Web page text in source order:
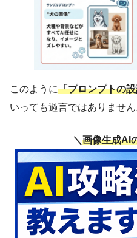
このように「プロンプトの
いっても過言ではありません
＼ 画像生成AI